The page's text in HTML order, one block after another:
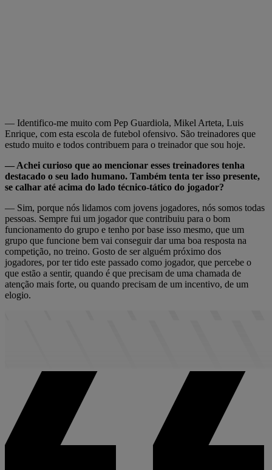
— Identifico-me muito com Pep Guardiola, Mikel Arteta, Luis
Enrique, com esta escola de futebol ofensivo. São treinadores que
estudo muito e todos contribuem para o treinador que sou hoje.
— Achei curioso que ao mencionar esses treinadores tenha
destacado o seu lado humano. Também tenta ter isso presente,
se calhar até acima do lado técnico-tático do jogador?
— Sim, porque nós lidamos com jovens jogadores, nós somos todas
pessoas. Sempre fui um jogador que contribuiu para o bom
funcionamento do grupo e tenho por base isso mesmo, que um
grupo que funcione bem vai conseguir dar uma boa resposta na
competição, no treino. Gosto de ser alguém próximo dos
jogadores, por ter tido este passado como jogador, que percebe o
que estão a sentir, quando é que precisam de uma chamada de
atenção mais forte, ou quando precisam de um incentivo, de um
elogio.